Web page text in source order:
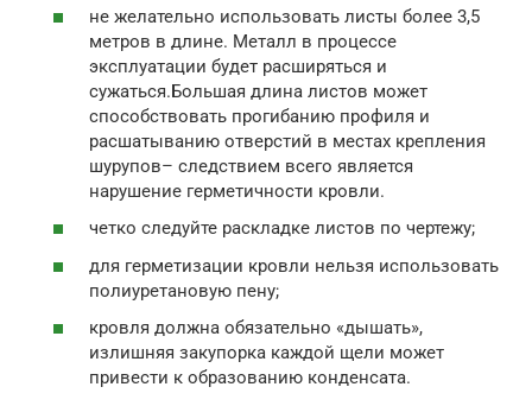
не желательно использовать листы более 3,5
метров в длине. Металл в процессе
эксплуатации будет расширяться и
сужаться.Большая длина листов может
способствовать прогибанию профиля и
расшатыванию отверстий в местах крепления
шурупов– следствием всего является
нарушение герметичности кровли.
четко следуйте раскладке листов по чертежу;
для герметизации кровли нельзя использовать
полиуретановую пену;
кровля должна обязательно «дышать»,
излишняя закупорка каждой щели может
привести к образованию конденсата.